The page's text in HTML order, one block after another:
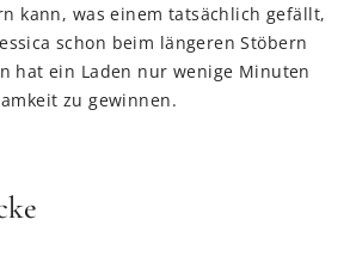
kann, was einem tatsächlich gefällt,
schon beim längeren Stöbern
hat ein Laden nur wenige Minuten
zu gewinnen.